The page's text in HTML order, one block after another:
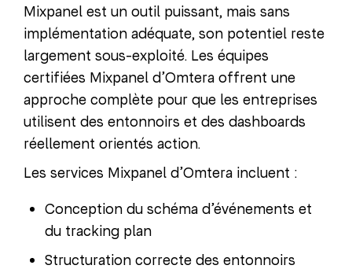
Mixpanel est un outil puissant, mais sans
implémentation adéquate, son potentiel reste
largement sous-exploité. Les équipes
certifiées Mixpanel d’Omtera offrent une
approche complète pour que les entreprises
utilisent des entonnoirs et des dashboards
réellement orientés action.
Les services Mixpanel d’Omtera incluent :
Conception du schéma d’événements et
du tracking plan
Structuration correcte des entonnoirs